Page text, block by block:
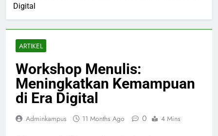
Digital
ARTIKEL
Workshop Menulis:
Meningkatkan Kemampuan
di Era Digital
Adminkampus 11 Months Ago 0 4 Mins